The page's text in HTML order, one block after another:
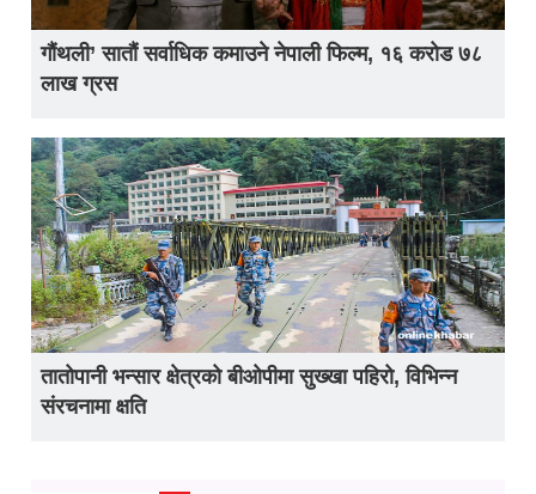
गौंथली’ सातौं सर्वाधिक कमाउने नेपाली फिल्म, १६ करोड ७८
लाख ग्रस
तातोपानी भन्सार क्षेत्रको बीओपीमा सुख्खा पहिरो, विभिन्न
संरचनामा क्षति